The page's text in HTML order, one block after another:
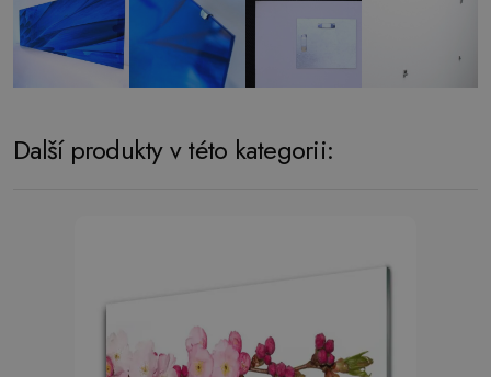
Další produkty v této kategorii: